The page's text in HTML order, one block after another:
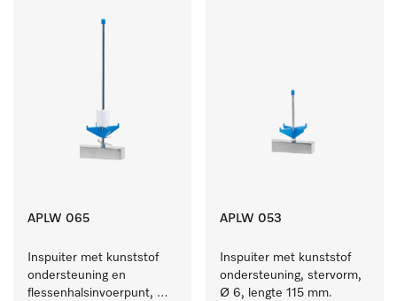
APLW 065
Inspuiter met kunststof
ondersteuning en
flessenhalsinvoerpunt,
APLW 053
Inspuiter met kunststof
ondersteuning, stervorm,
Ø 6, lengte 115 mm.